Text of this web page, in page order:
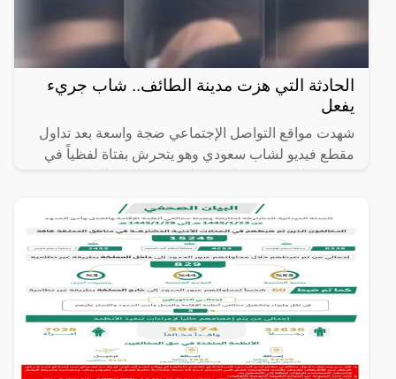
الحادثة التي هزت مدينة الطائف.. شاب جريء
يفعل
شهدت مواقع التواصل الإجتماعي ضجة واسعة بعد تداول
مقطع فيديو لشاب سعودي وهو يتحرش بفتاة لفظياً في